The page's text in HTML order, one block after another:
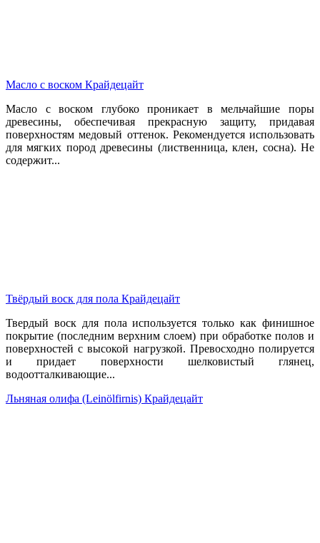
Масло с воском Крайдецайт
Масло с воском глубоко проникает в мельчайшие поры
древесины, обеспечивая прекрасную защиту, придавая
поверхностям медовый оттенок. Рекомендуется использовать
для мягких пород древесины (лиственница, клен, сосна). Не
содержит...
Твёрдый воск для пола Крайдецайт
Твердый воск для пола используется только как финишное
покрытие (последним верхним слоем) при обработке полов и
поверхностей с высокой нагрузкой. Превосходно полируется
и придает поверхности шелковистый глянец,
водоотталкивающие...
Льняная олифа (Leinölfirnis) Крайдецайт